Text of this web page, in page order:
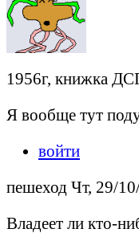
1956г, книжка
Я вообще тут
войти
пешеход Чт, 29/
Владеет ли кто-